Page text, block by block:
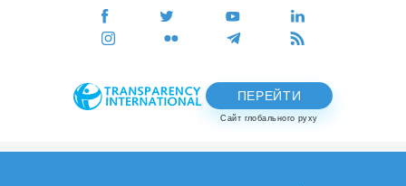
ПЕРЕЙТИ
Сайт глобального руху